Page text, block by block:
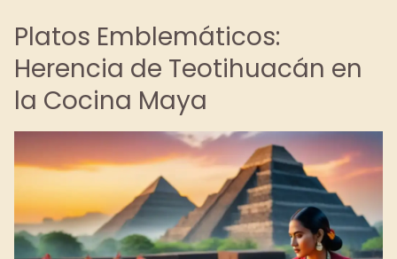
Platos Emblemáticos:
Herencia de Teotihuacán en
la Cocina Maya